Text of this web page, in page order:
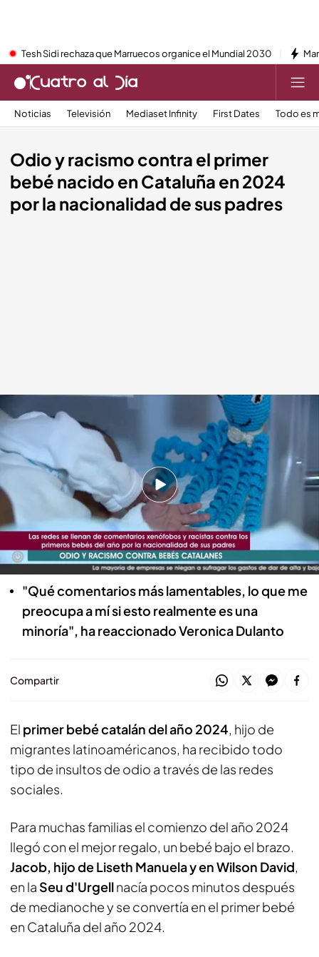
Tesh Sidi rechaza que Marruecos organice el Mundial 2030
Noticias Televisión Mediaset Infinity First Dates Todo es
Odio y racismo contra el primer
bebé nacido en Cataluña en 2024
por la nacionalidad de sus padres
02 ENE 2024 - 19:09h.
El primer bebé catalán del año 2024, hijo de
migrantes latinoaméricanos, ha recibido todo
tipo de insultos de odio a través de las redes
sociales
"Qué comentarios más lamentables, lo que me
preocupa a mí si esto realmente es una
minoría", ha reaccionado Veronica Dulanto
Compartir
El primer bebé catalán del año 2024, hijo de
migrantes latinoaméricanos, ha recibido todo
tipo de insultos de odio a través de las redes
sociales.
Para muchas familias el comienzo del año 2024
llegó con el mejor regalo, un bebé bajo el brazo.
Jacob, hijo de Liseth Manuela y en Wilson David,
en la Seu d'Urgellnacía pocos minutos después
de medianoche y se convertía en el primer bebé
en Cataluña del año 2024.